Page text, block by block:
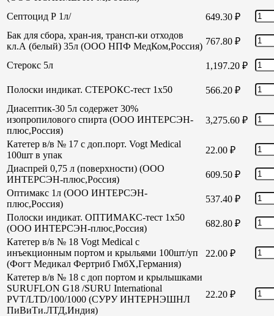
Септоцид Р 1л/
649.30 ₽
Бак для сбора, хран-ия, трансп-ки отходов
кл.А (белый) 35л (ООО НПФ МедКом,Россия) 767.80 ₽
Стерокс 5л 1,197.20 ₽
Полоски индикат. СТЕРОКС-тест 1х50 566.20 ₽
Диасептик-30 5л содержет 30%
изопропилового спирта (ООО ИНТЕРСЭН-
плюс,Россия)
3,275.60 ₽
Катетер в/в № 17 с доп.порт. Vogt Medical
100шт в упак
22.00 ₽
Диаспрей 0,75 л (поверхности) (ООО
ИНТЕРСЭН-плюс,Россия)
609.50 ₽
Оптимакс 1л (ООО ИНТЕРСЭН-
плюс,Россия)
537.40 ₽
Полоски индикат. ОПТИМАКС-тест 1х50
(ООО ИНТЕРСЭН-плюс,Россия)
682.80 ₽
Катетер в/в № 18 Vogt Medical с
инъекционным портом и крыльями 100шт/уп
(Фогт Медикал Фертриб ГмбХ,Германия)
22.00 ₽
Катетер в/в № 18 с доп портом и крылышками
SURUFLON G18 /SURU International
PVT/LTD/100/1000 (СУРУ ИНТЕРНЭШНЛ
ПиВиТи.ЛТД,Индия)
22.20 ₽